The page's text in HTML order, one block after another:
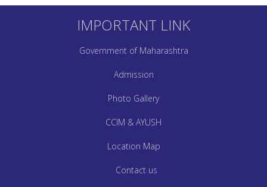
IMPORTANT LINK
Government of Maharashtra
Admission
Photo Gallery
CCIM & AYUSH
Location Map
Contact us